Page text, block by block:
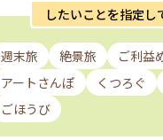
したいことを指定し
週末旅 絶景旅
ご利益
アートさんぽ
くつろぐ
ごほうび